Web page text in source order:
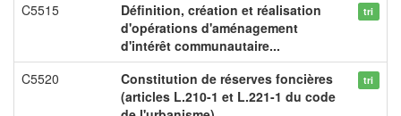
C5515
Définition, création et réalisation
d'opérations d'aménagement
d'intérêt communautaire...
tri
C5520
Constitution de réserves foncières
(articles L.210-1 et L.221-1 du code
tri